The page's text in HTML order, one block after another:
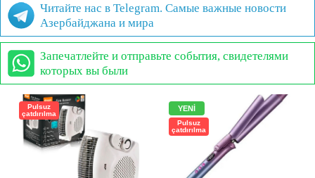
Читайте нас в Telegram. Самые важные новости
Азербайджана и мира
Запечатлейте и отправьте события, свидетелями
которых вы были